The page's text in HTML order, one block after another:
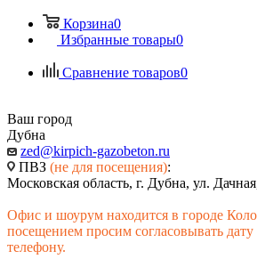
Корзина0
Избранные товары0
Сравнение товаров0
Ваш город
Дубна
zed@kirpich-gazobeton.ru
ПВЗ (не для посещения):
Московская область, г. Дубна, ул.
Офис и шоурум находится в городе
посещением просим согласовывать
телефону.